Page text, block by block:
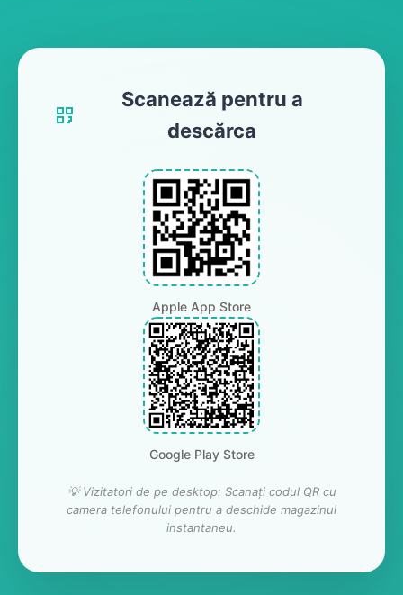
Scanează pentru a
descărca
Apple App Store
Google Play Store
💡 Vizitatori de pe desktop: Scanați codul QR cu
camera telefonului pentru a deschide magazinul
instantaneu.